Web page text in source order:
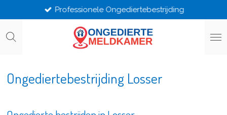
direct
naar
Professionele Ongediertebestrijding
Ongediertebestrijding Losser